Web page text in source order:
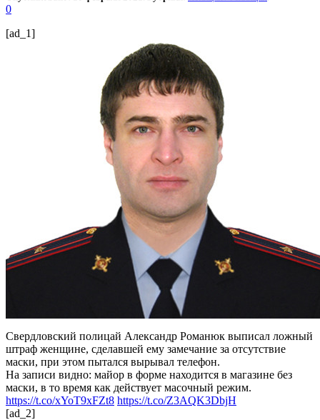
0
[ad_1]
Свердловский полицай Александр Романюк выписал ложный
штраф женщине, сделавшей ему замечание за отсутствие
маски, при этом пытался вырывал телефон.
На записи видно: майор в форме находится в магазине без
маски, в то время как действует масочный режим.
https://t.co/xYoT9xFZt8 https://t.co/Z3AQK3DbjH
[ad_2]